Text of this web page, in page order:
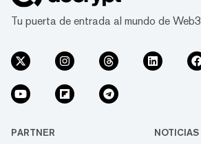
Tu puerta de entrada al mundo de Web3
PARTNER NOTICIAS